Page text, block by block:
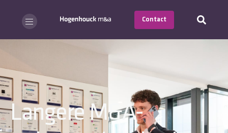
Contact
Langere M&A-